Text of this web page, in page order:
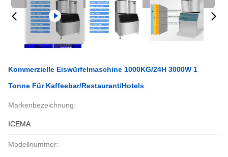
Kommerzielle Eiswürfelmaschine 1000KG/24H 3000W 1
Tonne Für Kaffeebar/Restaurant/Hotels
Markenbezeichnung:
ICEMA
Modellnummer: